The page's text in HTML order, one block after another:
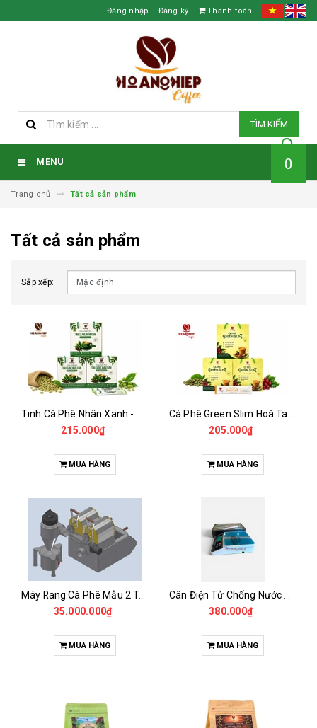
Đăng nhập Đăng ký Thanh toán
TÌM KIẾM
MENU 0
Trang chủ Tất cả sản phẩm
Tất cả sản phẩm
Sắp xếp:
215.000₫
MUA HÀNG
205.000₫
MUA HÀNG
Máy Rang Cà Phê Mẫu 2 Trống Rang (500+500gr)
35.000.000₫
MUA HÀNG
380.000₫
MUA HÀNG